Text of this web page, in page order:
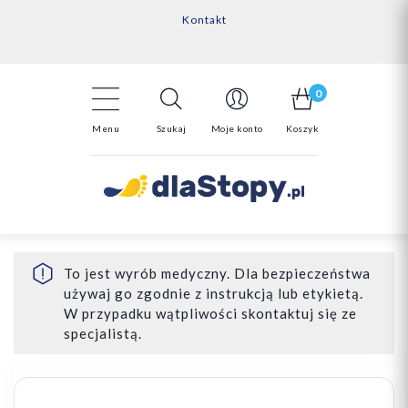
Kontakt
14 Dni na darmowy zwrot*
Menu Szukaj Moje konto
0
Koszyk
To jest wyrób medyczny. Dla bezpieczeństwa
używaj go zgodnie z instrukcją lub etykietą.
W przypadku wątpliwości skontaktuj się ze
specjalistą.